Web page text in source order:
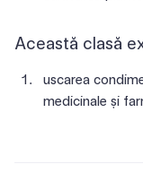
Această clasă
uscarea
medicinale și